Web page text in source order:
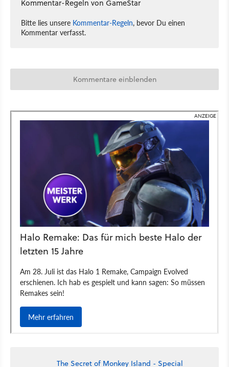
Kommentar-Regeln von GameStar
Bitte lies unsere Kommentar-Regeln, bevor Du einen
Kommentar verfasst.
Kommentare einblenden
The Secret of Monkey Island - Special